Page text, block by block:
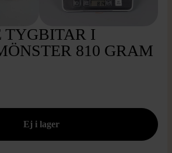
TYGBITAR I
810 GRAM